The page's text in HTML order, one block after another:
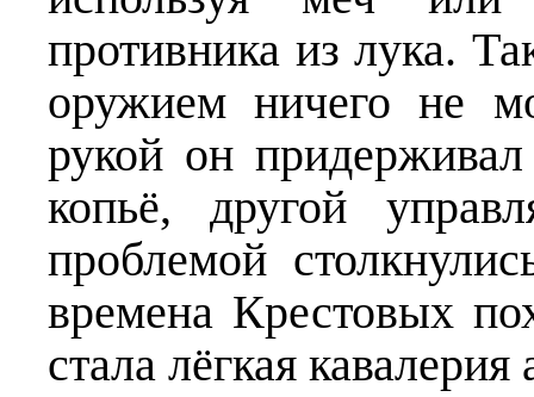
противника из лука.
оружием ничего не
рукой он
копьё, другой
проблемой
времена Крестовых
стала лёгкая кавалерия